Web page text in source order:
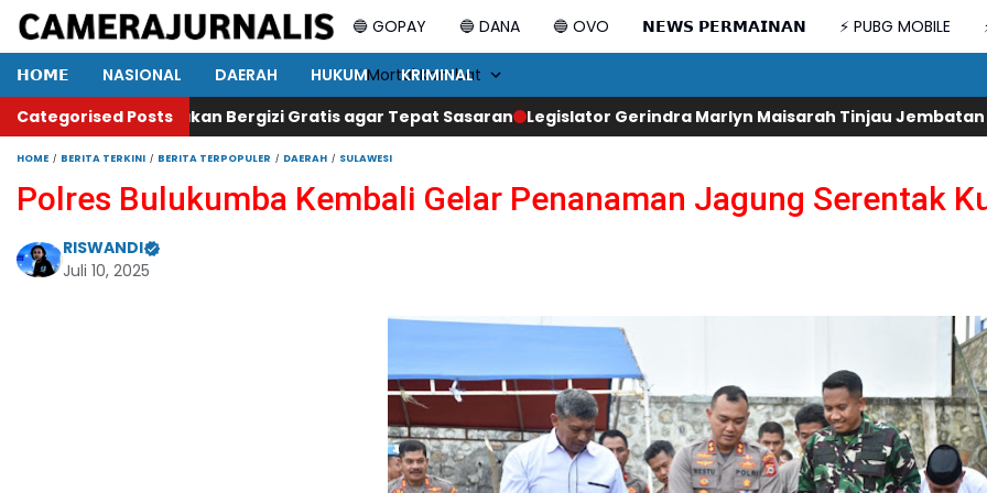
🔵 GOPAY 🔵 DANA 🔵 OVO 𝗡𝗘𝗪𝗦 𝗣𝗘𝗥𝗠𝗔𝗜𝗡𝗔𝗡 ⚡ PUBG MOBILE
⚡ Mortal Kombat
𝗛𝗢𝗠𝗘 NASIONAL DAERAH HUKUM
KRIMINAL
Categorised Posts
Bergizi Gratis agar Tepat Sasaran Legislator Gerindra Marlyn Maisarah Tinjau Jembatan Gantung Cibeber,
HOME BERITA TERKINI BERITA TERPOPULER DAERAH SULAWESI
Polres Bulukumba Kembali Gelar Penanaman Jagung Serentak
RISWANDI
Juli 10, 2025